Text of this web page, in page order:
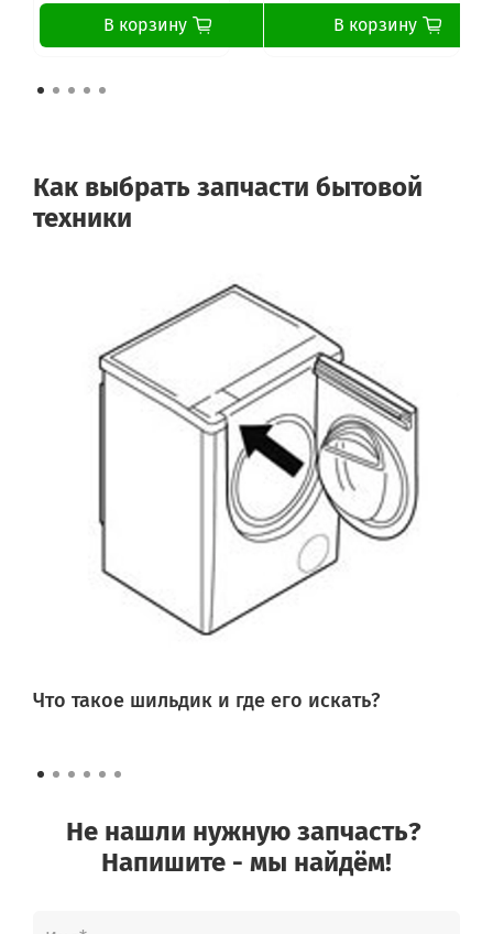
В корзину В корзину
Как выбрать запчасти бытовой
техники
Что такое шильдик и где его искать?
Не нашли нужную запчасть?
Напишите - мы найдём!